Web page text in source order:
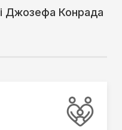
Джозефа Конрада